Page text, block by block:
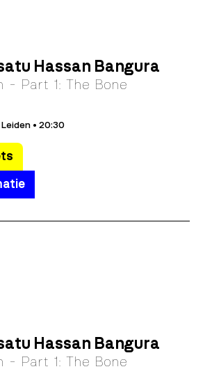
Hassan Bangura
- Part 1: The Bone
• 20:30
Hassan Bangura
- Part 1: The Bone